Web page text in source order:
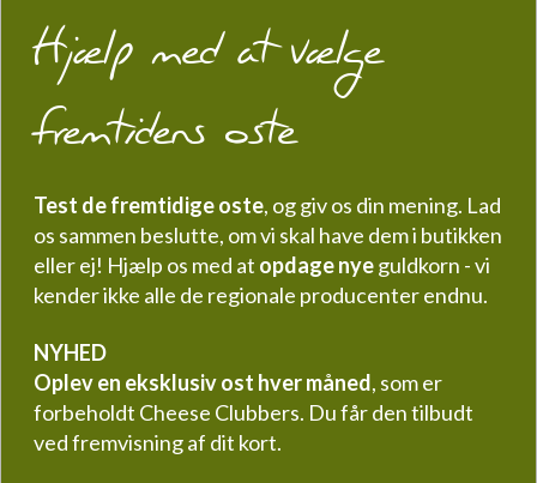
Hjælp med at vælge
fremtidens oste
Test de fremtidige oste, og giv os din mening. Lad
os sammen beslutte, om vi skal have dem i butikken
eller ej! Hjælp os med at opdage nyeguldkorn - vi
kender ikke alle de regionale producenter endnu.
NYHED
Oplev en eksklusiv ost hver måned, som er
forbeholdt Cheese Clubbers. Du får den tilbudt
ved fremvisning af dit kort.